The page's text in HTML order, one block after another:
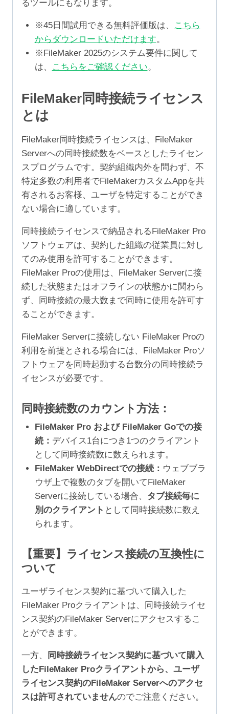
るツールにもなります。
※45日間試用できる無料評価版は、
こちら
からダウンロードいただけます。
※FileMaker 2025のシステム要件に関して
は、
こちらをご確認ください。
FileMaker同時接続ライセンス
とは
FileMaker同時接続ライセンスは、FileMaker
Serverへの同時接続数をベースとしたライセン
スプログラムです。契約組織内外を問わず、不
特定多数の利用者でFileMakerカスタムAppを共
有されるお客様、ユーザを特定することができ
ない場合に適しています。
同時接続ライセンスで納品されるFileMaker Pro
ソフトウェアは、契約した組織の従業員に対し
てのみ使用を許可することができます。
FileMaker Proの使用は、FileMaker Serverに接
続した状態またはオフラインの状態かに関わら
ず、同時接続の最大数まで同時に使用を許可す
ることができます。
FileMaker Serverに接続しない FileMaker Proの
利用を前提とされる場合には、FileMaker Proソ
フトウェアを同時起動する台数分の同時接続ラ
イセンスが必要です。
同時接続数のカウント方法：
FileMaker Pro および FileMaker Goでの接
続： デバイス1台につき1つのクライアント
として同時接続数に数えられます。
FileMaker WebDirectでの接続： ウェブブラ
ウザ上で複数のタブを開いてFileMaker
Serverに接続している場合、 タブ接続毎に
別のクライアント として同時接続数に数え
られます。
【重要】ライセンス接続の互換性に
ついて
ユーザライセンス契約に基づいて購入した
FileMaker Proクライアントは、同時接続ライセ
ンス契約のFileMaker Serverにアクセスするこ
とができます。
一方、
同時接続ライセンス契約に基づいて購入
したFileMaker Proクライアントから、ユーザ
ライセンス契約のFileMaker Serverへのアクセ
スは許可されていませんのでご注意ください。